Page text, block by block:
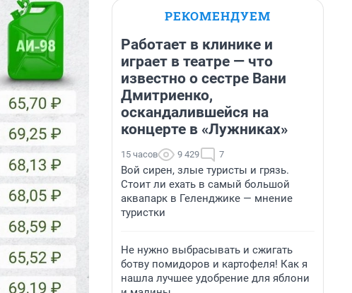
РЕКОМЕНДУЕМ
Работает в клинике и
играет в театре — что
известно о сестре Вани
Дмитриенко,
оскандалившейся на
концерте в «Лужниках»
15 часов 9 429 7
Вой сирен, злые туристы и грязь.
Стоит ли ехать в самый большой
аквапарк в Геленджике — мнение
туристки
Не нужно выбрасывать и сжигать
ботву помидоров и картофеля! Как я
нашла лучшее удобрение для яблони